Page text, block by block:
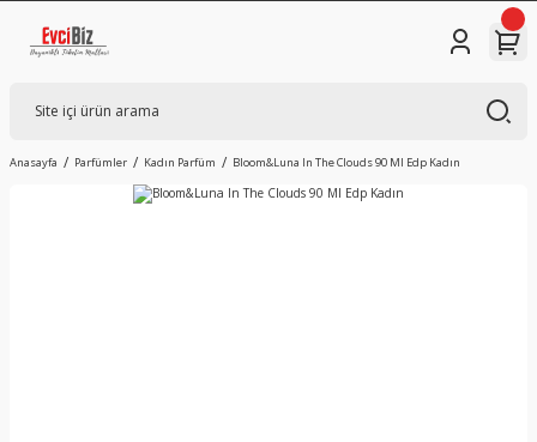
Anasayfa Parfümler Kadın Parfüm Bloom&Luna In The Clouds 90 Ml Edp Kadın